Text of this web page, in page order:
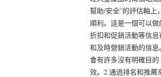
幫助/安全”的評估軸上
順利。這是一個可以
折扣和促銷活動等信
和及時營銷活動的信
會有許多沒有明確目
效。2.通過排名和推薦